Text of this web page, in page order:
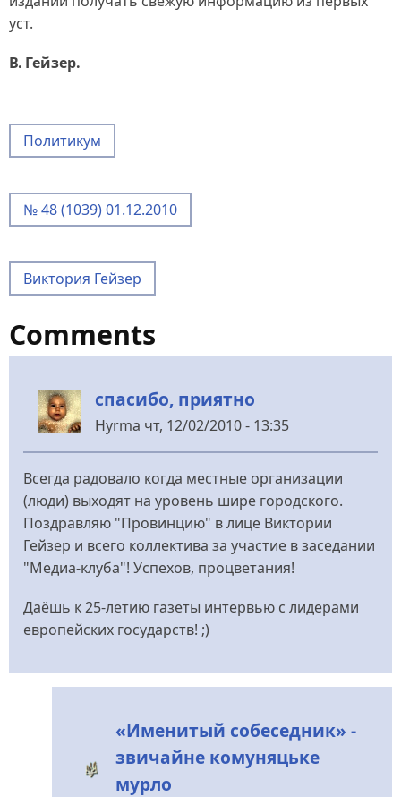
уст.
В. Гейзер.
Политикум
№ 48 (1039) 01.12.2010
Виктория Гейзер
Comments
спасибо, приятно
Hyrma чт, 12/02/2010 - 13:35
Всегда радовало когда местные организации
(люди) выходят на уровень шире городского.
Поздравляю "Провинцию" в лице Виктории
Гейзер и всего коллектива за участие в заседании
"Медиа-клуба"! Успехов, процветания!
Даёшь к 25-летию газеты интервью с лидерами
европейских государств! ;)
«Именитый собеседник» -
звичайне комуняцьке
мурло